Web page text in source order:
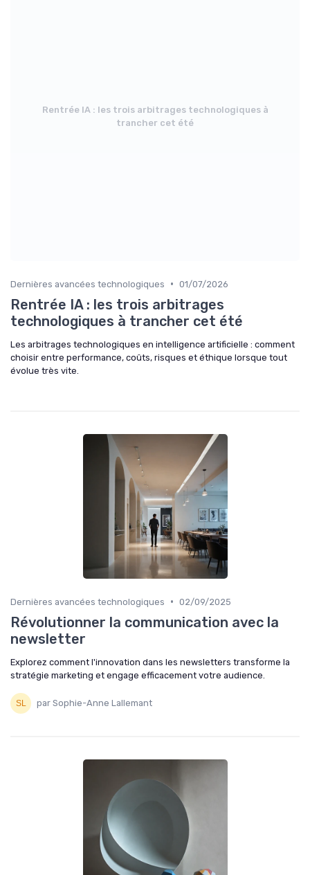
Rentrée IA : les trois arbitrages technologiques à
trancher cet été
Dernières avancées technologiques • 01/07/2026
Rentrée IA : les trois arbitrages
technologiques à trancher cet été
Les arbitrages technologiques en intelligence artificielle : comment
choisir entre performance, coûts, risques et éthique lorsque tout
évolue très vite.
Dernières avancées technologiques • 02/09/2025
Révolutionner la communication avec la
newsletter
Explorez comment l'innovation dans les newsletters transforme la
stratégie marketing et engage efficacement votre audience.
par Sophie-Anne Lallemant